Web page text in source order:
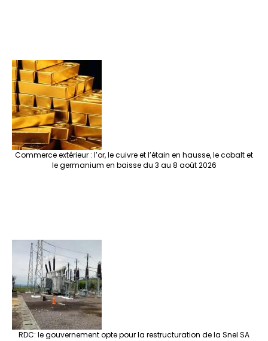
Commerce extérieur : l’or, le cuivre et l’étain en hausse, le cobalt et
le germanium en baisse du 3 au 8 août 2026
RDC: le gouvernement opte pour la restructuration de la Snel SA